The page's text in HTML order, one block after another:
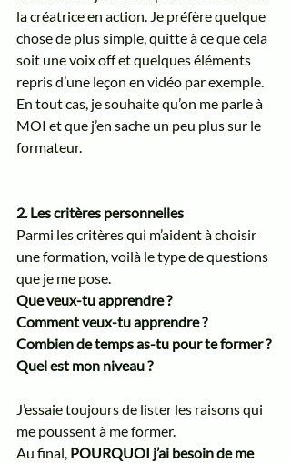
la créatrice en action. Je préfère quelque
chose de plus simple, quitte à ce que cela
soit une voix off et quelques éléments
repris d’une leçon en vidéo par exemple.
En tout cas, je souhaite qu’on me parle à
MOI et que j’en sache un peu plus sur le
formateur.
2. Les critères personnelles
Parmi les critères qui m’aident à choisir
une formation, voilà le type de questions
que je me pose.
Que veux-tu apprendre ?
Comment veux-tu apprendre ?
Combien de temps as-tu pour te former ?
Quel est mon niveau ?
J’essaie toujours de lister les raisons qui
me poussent à me former.
Au final, POURQUOI j’ai besoin de me